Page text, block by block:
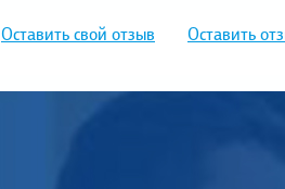
Оставить свой отзыв Оставить